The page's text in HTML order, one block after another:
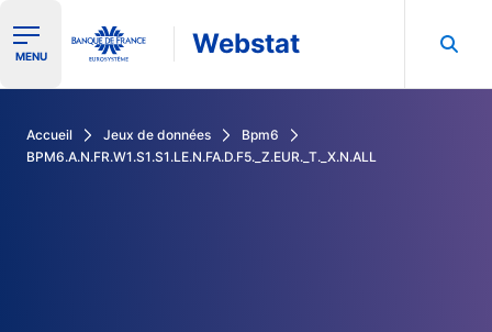
Ouvrir le menu de navigation
MENU Webstat
Accueil Jeux de données
Bpm6
BPM6.A.N.FR.W1.S1.S1.LE.N.FA.D.F5._Z.EUR._T._X.N.ALL